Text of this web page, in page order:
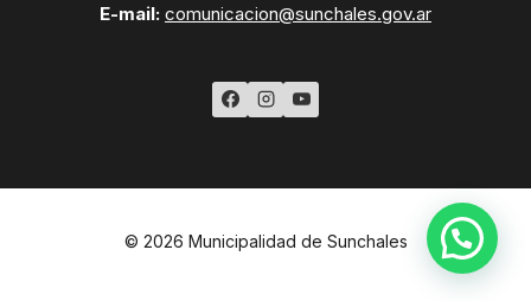
E-mail: comunicacion@sunchales.gov.ar
© 2026 Municipalidad de Sunchales